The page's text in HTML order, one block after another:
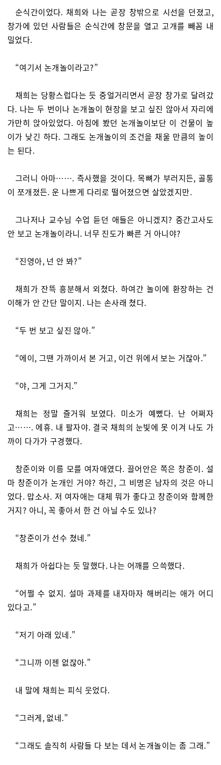
순식간이었다. 채희와 나는 곧장 창밖으로 시선을 던졌고,
창가에 있던 사람들은 순식간에 창문을 열고 고개를 빼꼼 내
밀었다.
“여기서 논개놀이라고?”
채희는 당황스럽다는 듯 중얼거리면서 곧장 창가로 달려갔
다. 나는 두 번이나 논개놀이 현장을 보고 싶진 않아서 자리에
가만히 앉아있었다. 아침에 봤던 논개놀이보단 이 건물이 높
이가 낮긴 하다. 그래도 논개놀이의 조건을 채울 만큼의 높이
는 된다.
그러니 아마……. 즉사했을 것이다. 목뼈가 부러지든, 골통
이 쪼개졌든. 운 나쁘게 다리로 떨어졌으면 살았겠지만.
그나저나 교수님 수업 듣던 애들은 아니겠지? 중간고사도
안 보고 논개놀이라니. 너무 진도가 빠른 거 아니야?
“진영아, 넌 안 봐?”
채희가 잔뜩 흥분해서 외쳤다. 하여간 놀이에 환장하는 건
이해가 안 간단 말이지. 나는 손사래 쳤다.
“두 번 보고 싶진 않아.”
“에이, 그땐 가까이서 본 거고, 이건 위에서 보는 거잖아.”
“야, 그게 그거지.”
채희는 정말 즐거워 보였다. 미소가 예뻤다. 난 어쩌자
고……. 에휴. 내 팔자야. 결국 채희의 눈빛에 못 이겨 나도 가
까이 다가가 구경했다.
창준이와 이름 모를 여자애였다. 끌어안은 쪽은 창준이. 설
마 창준이가 논개인 거야? 하긴, 그 비명은 남자의 것은 아니
었다. 맙소사. 저 여자애는 대체 뭐가 좋다고 창준이와 함께한
거지? 아니, 꼭 좋아서 한 건 아닐 수도 있나?
“창준이가 선수 쳤네.”
채희가 아쉽다는 듯 말했다. 나는 어깨를 으쓱했다.
“어쩔 수 없지. 설마 과제를 내자마자 해버리는 애가 어디
있다고.”
“저기 아래 있네.”
“그니까 이젠 없잖아.”
내 말에 채희는 피식 웃었다.
“그러게, 없네.”
“그래도 솔직히 사람들 다 보는 데서 논개놀이는 좀 그래.”